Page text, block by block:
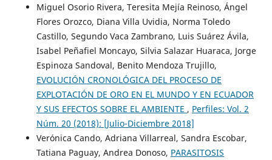
Miguel Osorio Rivera, Teresita Mejía Reinoso, Ángel
Flores Orozco, Diana Villa Uvidia, Norma Toledo
Castillo, Segundo Vaca Zambrano, Luis Suárez Ávila,
Isabel Peñafiel Moncayo, Silvia Salazar Huaraca, Jorge
Espinoza Sandoval, Benito Mendoza Trujillo,
EVOLUCIÓN CRONOLÓGICA DEL PROCESO DE
EXPLOTACIÓN DE ORO EN EL MUNDO Y EN ECUADOR
Y SUS EFECTOS SOBRE EL AMBIENTE , Perfiles: Vol. 2
Núm. 20 (2018): [Julio-Diciembre 2018]
Verónica Cando, Adriana Villarreal, Sandra Escobar,
Tatiana Paguay, Andrea Donoso, PARASITOSIS